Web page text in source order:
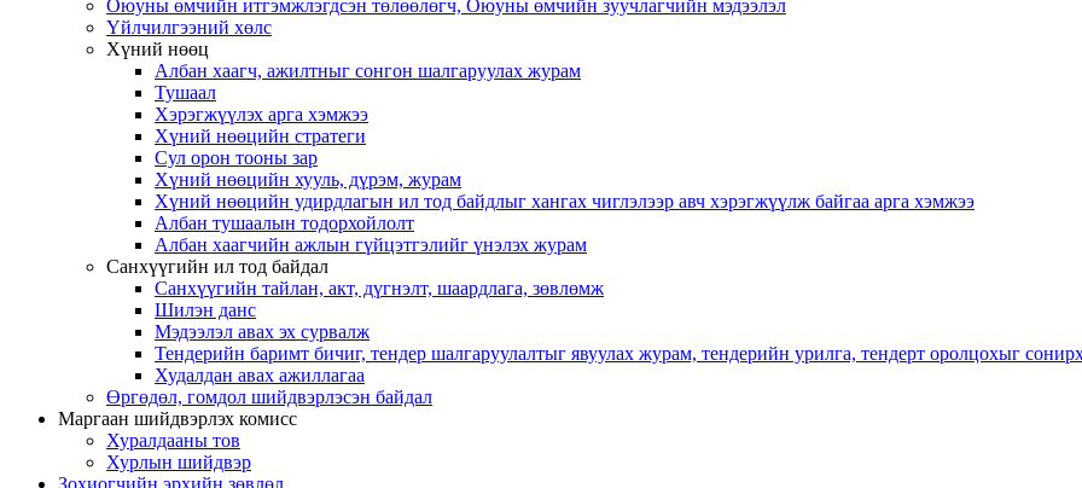
Оюуны өмчийн итгэмжлэгдсэн төлөөлөгч, Оюуны өмчийн зуучлагчийн мэдээлэл
Үйлчилгээний хөлс
Хүний нөөц
Албан хаагч, ажилтныг сонгон шалгаруулах журам
Тушаал
Хэрэгжүүлэх арга хэмжээ
Хүний нөөцийн стратеги
Сул орон тооны зар
Хүний нөөцийн хууль, дүрэм, журам
Хүний нөөцийн удирдлагын ил тод байдлыг хангах чиглэлээр авч хэрэгжүүлж байгаа арга хэмжээ
Албан тушаалын тодорхойлолт
Албан хаагчийн ажлын гүйцэтгэлийг үнэлэх журам
Санхүүгийн ил тод байдал
Санхүүгийн тайлан, акт, дүгнэлт, шаардлага, зөвлөмж
Шилэн данс
Мэдээлэл авах эх сурвалж
Тендерийн баримт бичиг, тендер шалгаруулалтыг явуулах журам, тендерийн урилга, тендерт оролцохыг
Худалдан авах ажиллагаа
Өргөдөл, гомдол шийдвэрлэсэн байдал
Маргаан шийдвэрлэх комисс
Хуралдааны тов
Хурлын шийдвэр
Зохиогчийн эрхийн зөвлөл